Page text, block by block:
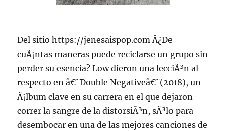
Del sitio https://jenesaispop.com Â¿De
cuÃ¡ntas maneras puede reciclarse un grupo sin
perder su esencia? Low dieron una lecciÃ³n al
respecto en â€˜Double Negativeâ€˜(2018), un
Ã¡lbum clave en su carrera en el que dejaron
correr la sangre de la distorsiÃ³n, sÃ³lo para
desembocar en una de las mejores canciones de